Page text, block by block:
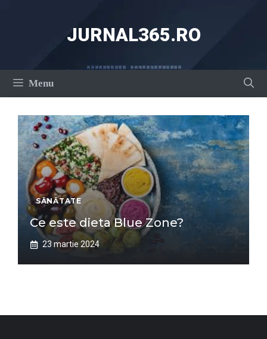
JURNAL365.RO
Menu
SĂNĂTATE
Ce este dieta Blue Zone?
23 martie 2024